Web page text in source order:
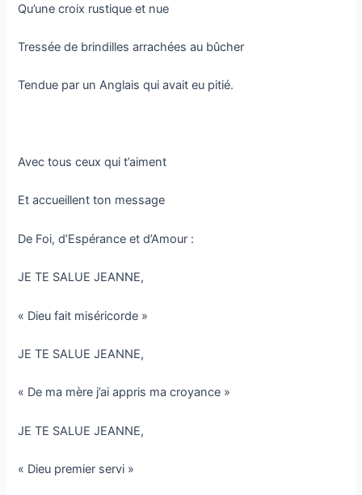
Qu’une croix rustique et nue
Tressée de brindilles arrachées au bûcher
Tendue par un Anglais qui avait eu pitié.
Avec tous ceux qui t’aiment
Et accueillent ton message
De Foi, d’Espérance et d’Amour :
JE TE SALUE JEANNE,
« Dieu fait miséricorde »
JE TE SALUE JEANNE,
« De ma mère j’ai appris ma croyance »
JE TE SALUE JEANNE,
« Dieu premier servi »